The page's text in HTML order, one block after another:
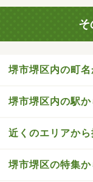
そ
堺市堺区内の町
堺市堺区内の駅
近くのエリアから
堺市堺区の特集